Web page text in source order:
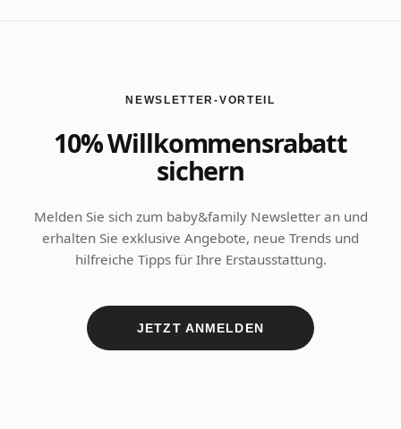
NEWSLETTER-VORTEIL
10% Willkommensrabatt
sichern
Melden Sie sich zum baby&family Newsletter an und
erhalten Sie exklusive Angebote, neue Trends und
hilfreiche Tipps für Ihre Erstausstattung.
JETZT ANMELDEN